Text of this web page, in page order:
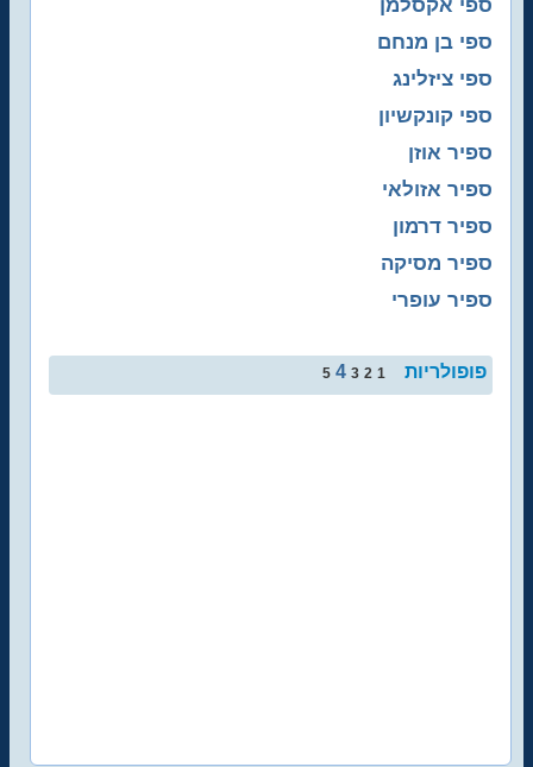
ספי אקסלמן
ספי בן מנחם
ספי ציזלינג
ספי קונקשיון
ספיר אוזן
ספיר אזולאי
ספיר דרמון
ספיר מסיקה
ספיר עופרי
5 4 3 2 1 פופולריות